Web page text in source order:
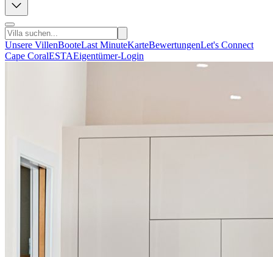
Unsere VillenBooteLast MinuteKarteBewertungenLet's Connect
Cape CoralESTAEigentümer-Login